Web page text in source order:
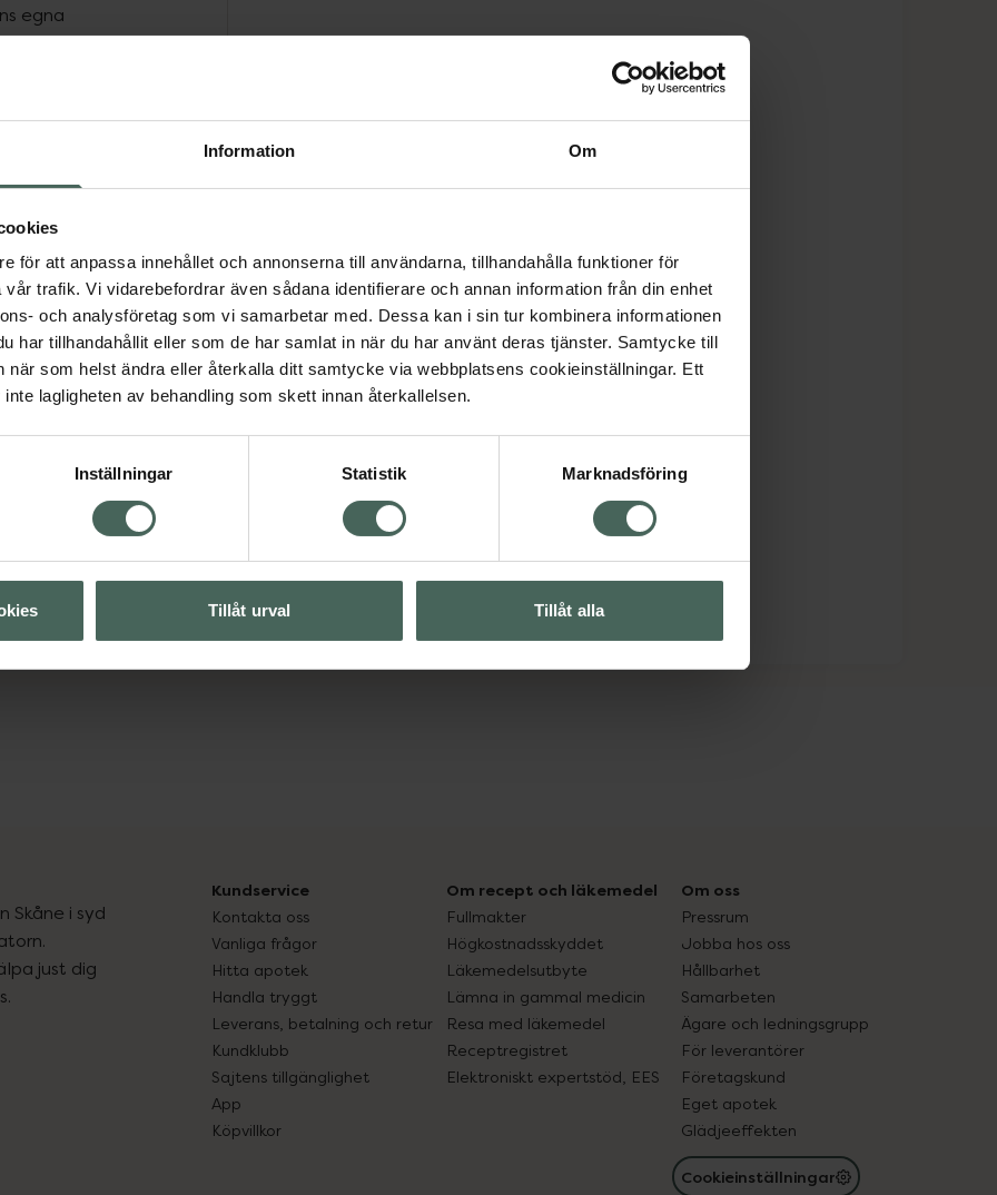
Information Om
för att anpassa innehållet och annonserna till användarna, tillhandahålla funktioner för
trafik. Vi vidarebefordrar även sådana identifierare och annan information från din enhet
och analysföretag som vi samarbetar med. Dessa kan i sin tur kombinera informationen
har tillhandahållit eller som de har samlat in när du har använt deras tjänster. Samtycke till
när som helst ändra eller återkalla ditt samtycke via webbplatsens cookieinställningar. Ett
lagligheten av behandling som skett innan återkallelsen.
Inställningar Statistik Marknadsföring
Tillåt urval Tillåt alla
egna
att tydligt minska
av. ADAPTIL Calm
vid de situationer
hemmet. Använd
av rädsla
att bättre
S/M.
Visa
Skåne i syd
just dig
Kundservice
Kontakta oss
Vanliga frågor
Hitta apotek
Handla tryggt
Leverans, betalning och retur
Kundklubb
Sajtens tillgänglighet
App
Köpvillkor
Om recept och läkemedel
Fullmakter
Högkostnadsskyddet
Läkemedelsutbyte
Lämna in gammal medicin
Resa med läkemedel
Receptregistret
Elektroniskt expertstöd, EES
Om oss
Pressrum
Jobba hos oss
Hållbarhet
Samarbeten
Ägare och ledningsgrupp
För leverantörer
Företagskund
Eget apotek
Glädjeeffekten
Cookieinställningar